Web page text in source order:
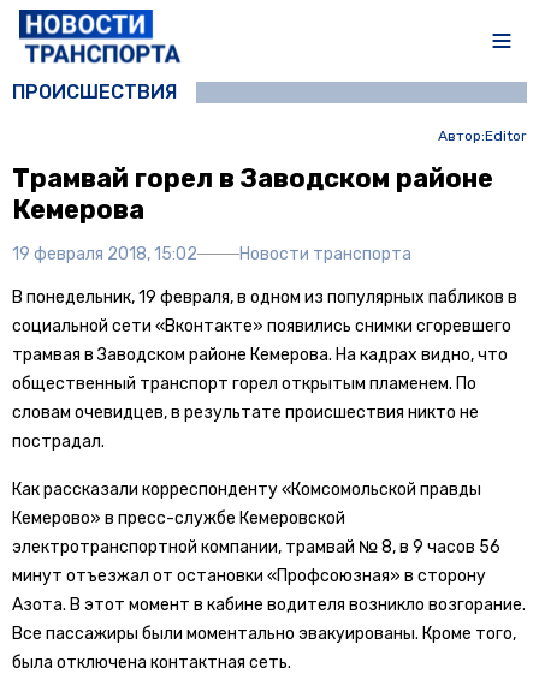
ПРОИСШЕСТВИЯ
Автор:Editor
Трамвай горел в Заводском районе
Кемерова
19 февраля 2018, 15:02 Новости транспорта
В понедельник, 19 февраля, в одном из популярных пабликов в
социальной сети «Вконтакте» появились снимки сгоревшего
трамвая в Заводском районе Кемерова. На кадрах видно, что
общественный транспорт горел открытым пламенем. По
словам очевидцев, в результате происшествия никто не
пострадал.
Как рассказали корреспонденту «Комсомольской правды
Кемерово» в пресс-службе Кемеровской
электротранспортной компании, трамвай № 8, в 9 часов 56
минут отъезжал от остановки «Профсоюзная» в сторону
Азота. В этот момент в кабине водителя возникло возгорание.
Все пассажиры были моментально эвакуированы. Кроме того,
была отключена контактная сеть.